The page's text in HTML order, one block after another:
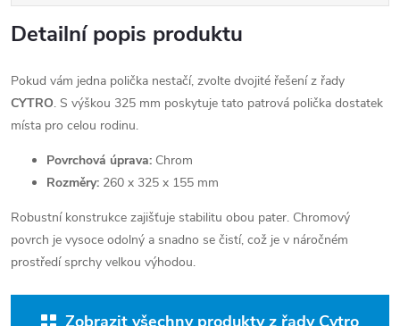
Detailní popis produktu
Pokud vám jedna polička nestačí, zvolte dvojité řešení z řady
CYTRO. S výškou 325 mm poskytuje tato patrová polička dostatek
místa pro celou rodinu.
Povrchová úprava: Chrom
Rozměry: 260 x 325 x 155 mm
Robustní konstrukce zajišťuje stabilitu obou pater. Chromový
povrch je vysoce odolný a snadno se čistí, což je v náročném
prostředí sprchy velkou výhodou.
Zobrazit všechny produkty z řady Cytro